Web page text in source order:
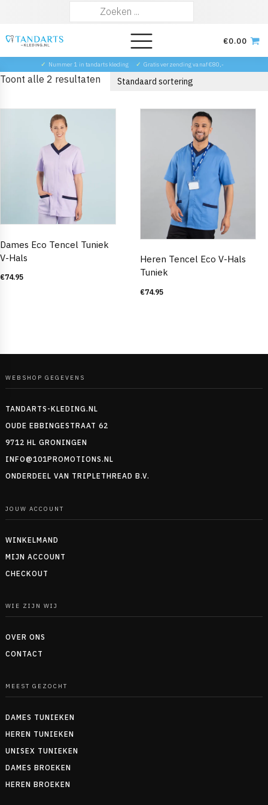
€0.00
✓ Nummer 1 in tandarts kleding ✓ Gratis verzending vanaf €80,-
Toont alle 2 resultaten
Dames Eco Tencel Tuniek
V-Hals
€74.95
Heren Tencel Eco V-Hals
Tuniek
€74.95
WEBSHOP GEGEVENS
TANDARTS-KLEDING.NL
OUDE EBBINGESTRAAT 62
9712 HL GRONINGEN
INFO@101PROMOTIONS.NL
ONDERDEEL VAN TRIPLETHREAD B.V.
JOUW ACCOUNT
WINKELMAND
MIJN ACCOUNT
CHECKOUT
WIE ZIJN WIJ
OVER ONS
CONTACT
MEEST GEZOCHT
DAMES TUNIEKEN
HEREN TUNIEKEN
UNISEX TUNIEKEN
DAMES BROEKEN
HEREN BROEKEN